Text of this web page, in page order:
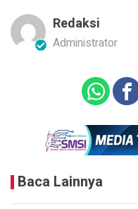
Redaksi
Administrator
Baca Lainnya